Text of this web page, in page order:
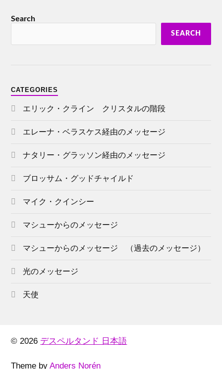
Search
SEARCH
CATEGORIES
エリック・クライン クリスタルの階段
エレーナ・ベラスケス経由のメッセージ
ナタリー・グラッソン経由のメッセージ
ブロッサム・グッドチャイルド
マイク・クインシー
マシューからのメッセージ
マシューからのメッセージ （過去のメッセージ）
光のメッセージ
天使
© 2026 デスペルタンド 日本語
Theme byAnders Norén